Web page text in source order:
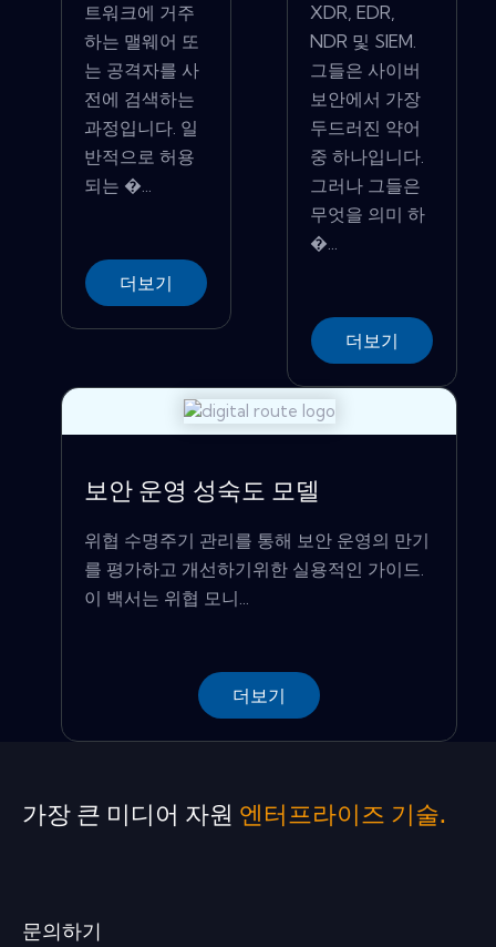
트워크에 거주
하는 맬웨어 또
는 공격자를 사
전에 검색하는
과정입니다. 일
반적으로 허용
되는 �...
더보기
XDR, EDR,
NDR 및 SIEM.
그들은 사이버
보안에서 가장
두드러진 약어
중 하나입니다.
그러나 그들은
무엇을 의미 하
�...
더보기
보안 운영 성숙도 모델
위협 수명주기 관리를 통해 보안 운영의 만기
를 평가하고 개선하기위한 실용적인 가이드.
이 백서는 위협 모니...
더보기
가장 큰 미디어 자원 엔터프라이즈 기술.
문의하기